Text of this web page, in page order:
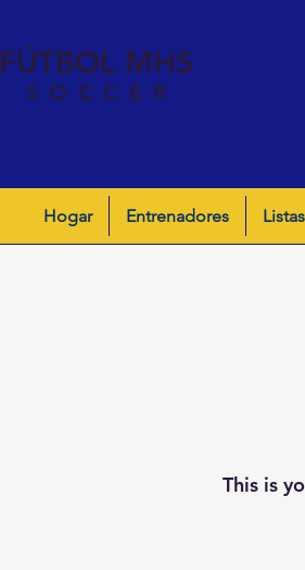
SOCCER
FÚTBOL MHS
Hogar Entrenadores Listas
This is